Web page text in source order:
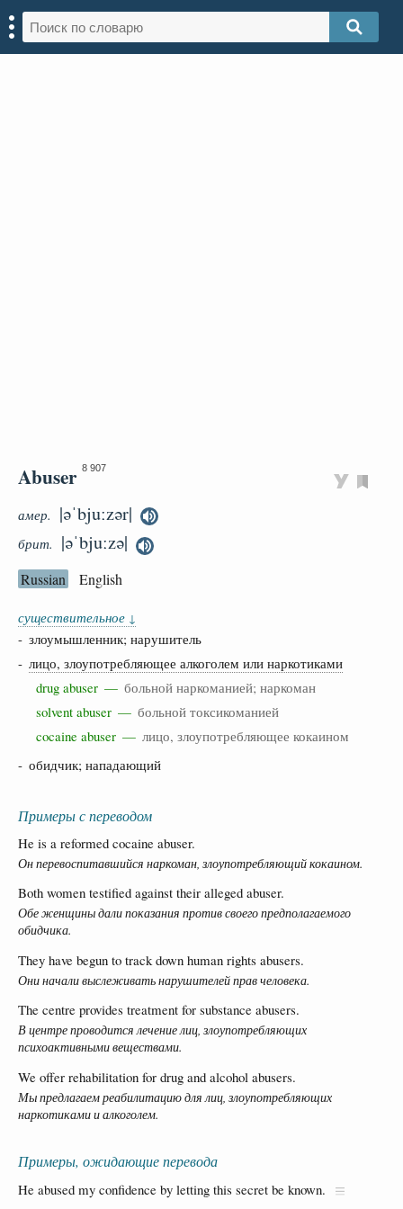
Abuser 8 907
амер. |əˈbjuːzər|
брит. |əˈbjuːzə|
Russian English
существительное ↓
- злоумышленник; нарушитель
- лицо, злоупотребляющее алкоголем или наркотиками
drug abuser — больной наркоманией; наркоман
solvent abuser — больной токсикоманией
cocaine abuser — лицо, злоупотребляющее кокаином
- обидчик; нападающий
Примеры с переводом
He is a reformed cocaine abuser.
Он перевоспитавшийся наркоман, злоупотребляющий кокаином.
Both women testified against their alleged abuser.
Обе женщины дали показания против своего предполагаемого
обидчика.
They have begun to track down human rights abusers.
Они начали выслеживать нарушителей прав человека.
The centre provides treatment for substance abusers.
В центре проводится лечение лиц, злоупотребляющих
психоактивными веществами.
We offer rehabilitation for drug and alcohol abusers.
Мы предлагаем реабилитацию для лиц, злоупотребляющих
наркотиками и алкоголем.
Примеры, ожидающие перевода
He abused my confidence by letting this secret be known.